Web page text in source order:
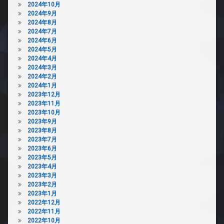
2024年10月
2024年9月
2024年8月
2024年7月
2024年6月
2024年5月
2024年4月
2024年3月
2024年2月
2024年1月
2023年12月
2023年11月
2023年10月
2023年9月
2023年8月
2023年7月
2023年6月
2023年5月
2023年4月
2023年3月
2023年2月
2023年1月
2022年12月
2022年11月
2022年10月